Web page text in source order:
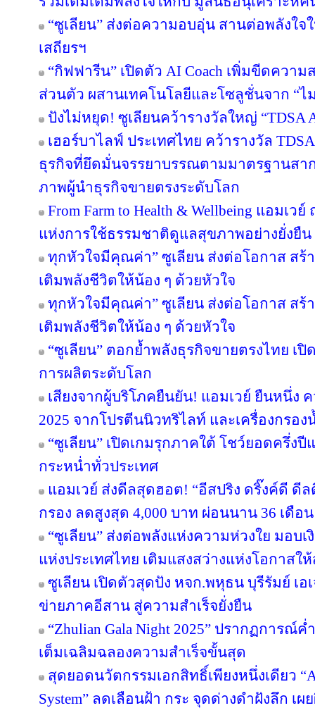
“ซูเลียน” ส่งต่อความอบอุ่น สานต่อพลังใจใ
เสถียรฯ
“กิฟฟารีน” เปิดตัว AI Coach เพิ่มขีดควา
ส่วนตัว ผสานเทคโนโลยีและโซลูชั่นจาก “
ปังไม่หยุด! ซูเลียนคว้ารางวัลใหญ่ “TDSA
เฮอร์บาไลฟ์ ประเทศไทย คว้ารางวัล
ธุรกิจที่ยึดมั่นจรรยาบรรณตามมาตรฐานสา
ภาพผู้นำธุรกิจขายตรงระดับโลก
From Farm to Health & Wellbeing แอมเ
แห่งการใช้ธรรมชาติดูแลสุขภาพอย่างยั่งยืน
ทุกหัวใจมีคุณค่า” ซูเลียน ส่งต่อโอกาส สร้
เติมพลังชีวิตให้น้อง ๆ ด้วยหัวใจ
ทุกหัวใจมีคุณค่า” ซูเลียน ส่งต่อโอกาส สร้
เติมพลังชีวิตให้น้อง ๆ ด้วยหัวใจ
“ซูเลียน” ตอกย้ำพลังธุรกิจขายตรงไทย เ
การผลิตระดับโลก
เสียงจากผู้บริโภคยืนยัน! แอมเวย์ ยืนหนึ่ง ค
2025 จากโปรตีนนิวทริไลท์ และเครื่องกรอง
“ซูเลียน” เปิดเกมรุกภาคใต้ โชว์ยอดครึ่ง
กระหน่ำทั่วประเทศ
แอมเวย์ ส่งดีลสุดฮอต! “อีสปริง ดริ๊งค์ดี ดี
กรอง ลดสูงสุด 4,000 บาท ผ่อนนาน 36 เดือน
“ซูเลียน” ส่งต่อพลังแห่งความห่วงใย มอ
แห่งประเทศไทย เติมแสงสว่างแห่งโอกาสใ
ซูเลียน เปิดตัวสุดปัง หจก.พหุธน บุรีรัมย์ เอ
ข่ายภาคอีสาน สู่ความสำเร็จยั่งยืน
“Zhulian Gala Night 2025” ปรากฏการณ์
เต็มเฉลิมฉลองความสำเร็จขั้นสุด
สุดยอดนวัตกรรมเอกสิทธิ์เพียงหนึ่งเดียว
System” ลดเลือนฝ้า กระ จุดด่างดำฝังลึก เ